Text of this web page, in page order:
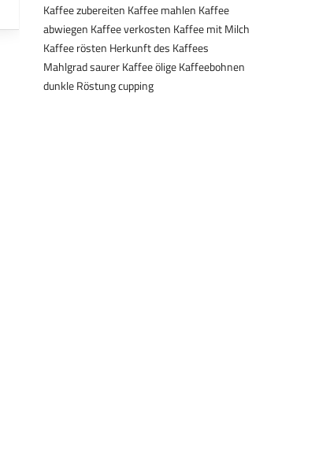
Kaffee zubereiten Kaffee mahlen Kaffee
abwiegen Kaffee verkosten Kaffee mit Milch
Kaffee rösten Herkunft des Kaffees
Mahlgradsaurer Kaffeeölige Kaffeebohnen
dunkle Röstungcupping